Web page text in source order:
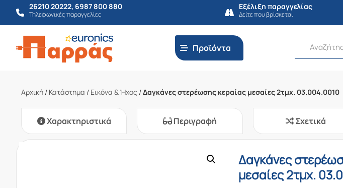
26210 20222, 6987 800 880
Τηλεφωνικές παραγγελίες
Εξέλιξη παραγγελίας
Δείτε που βρίσκεται
Προϊόντα
Αρχική / Κατάστημα / Εικόνα & Ήχος /Δαγκάνες στερέωσης κεραίας μεσαίες 2τμχ. 03.004.0010
Χαρακτηριστικά Περιγραφή Σχετικά
Δαγκάνες
μεσαίες 2τμχ.